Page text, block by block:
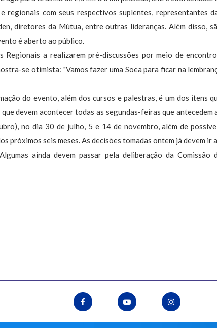
regionais com seus respectivos suplentes, representantes
diretores da Mútua, entre outras lideranças. Além disso,
é aberto ao público.
a realizarem pré-discussões por meio de
se otimista: "Vamos fazer uma Soea para ficar na
do evento, além dos cursos e palestras, é um dos itens
devem acontecer todas as segundas-feiras que antecedem
no dia 30 de julho, 5 e 14 de novembro, além de
próximos seis meses. As decisões tomadas ontem já devem ir
ainda devem passar pela deliberação da Comissão